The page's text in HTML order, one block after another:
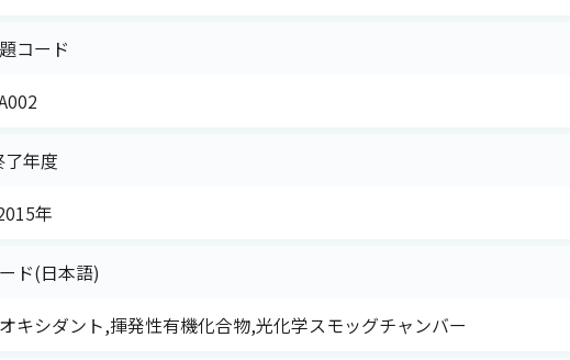
コード
年度
年
ド(日本語)
キシダント,揮発性有機化合物,光化学スモッグチャンバー